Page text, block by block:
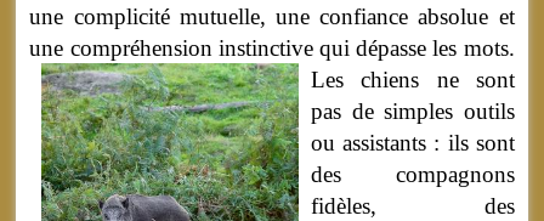
une complicité mutuelle, une confiance absolue et
une compréhension instinctive qui dépasse les mots.
Les chiens ne sont
pas de simples outils
ou assistants : ils sont
des compagnons
fidèles, des